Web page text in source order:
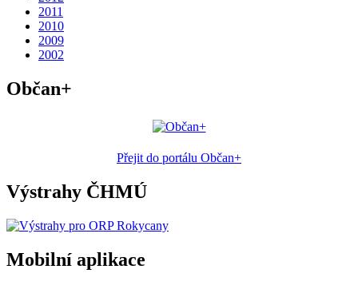
2011
2010
2009
2002
Občan+
Přejit do portálu Občan+
Výstrahy ČHMÚ
Mobilní aplikace